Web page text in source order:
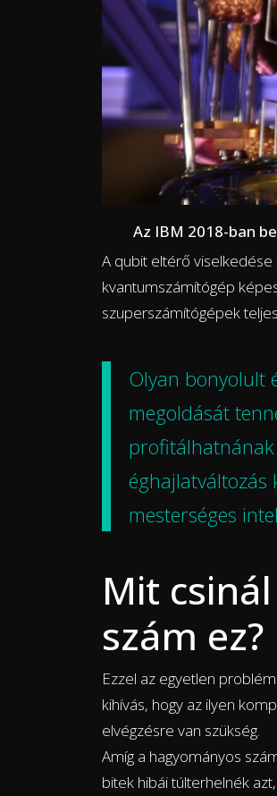
Az IBM 2018-ban
A qubit eltérő
kvantumszámítógép
szuperszámítógépek
Olyan bonyolult
megoldását
éghajlatváltozás
mesterséges
Mit
szám ez?
Ezzel az egyetlen
kihívás, hogy az ilyen
elvégzésre van szükség.
Amíg a hagyományos
bitek hibái túlterhelnék